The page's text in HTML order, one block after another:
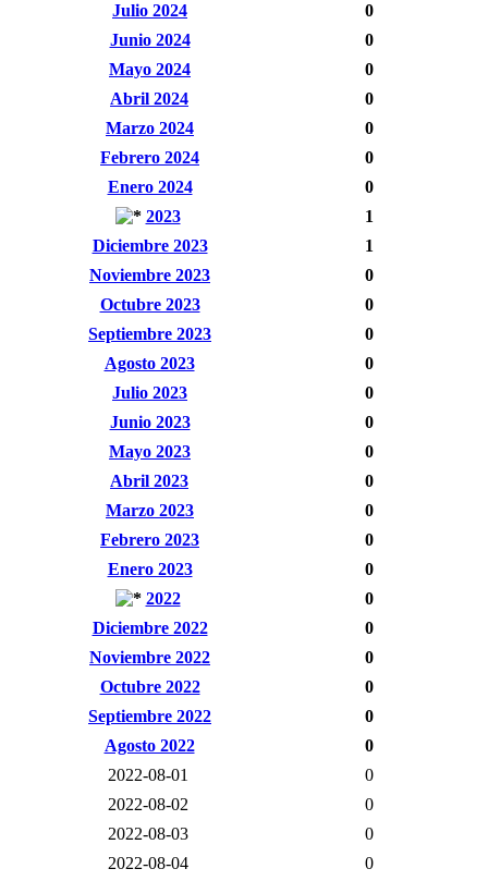
Julio 2024
0
Junio 2024
0
Mayo 2024
0
Abril 2024
0
Marzo 2024
0
Febrero 2024
0
Enero 2024
0
2023
1
Diciembre 2023
1
Noviembre 2023
0
Octubre 2023
0
Septiembre 2023
0
Agosto 2023
0
Julio 2023
0
Junio 2023
0
Mayo 2023
0
Abril 2023
0
Marzo 2023
0
Febrero 2023
0
Enero 2023
0
2022
0
Diciembre 2022
0
Noviembre 2022
0
Octubre 2022
0
Septiembre 2022
0
Agosto 2022
0
2022-08-01
0
2022-08-02
0
2022-08-03
0
2022-08-04
0